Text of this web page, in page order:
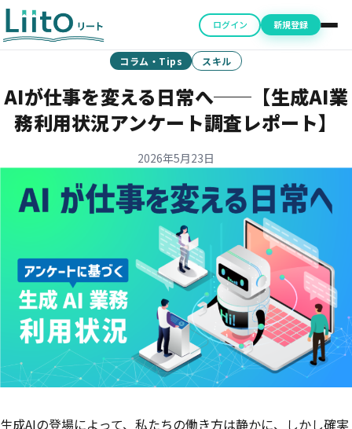
ログイン 新規登録
コラム・Tips スキル
AIが仕事を変える日常へ── 【生成AI業
務利用状況アンケート調査レポート】
2026年5月23日
生成AIの登場によって、私たちの働き方は静かに、しかし確実